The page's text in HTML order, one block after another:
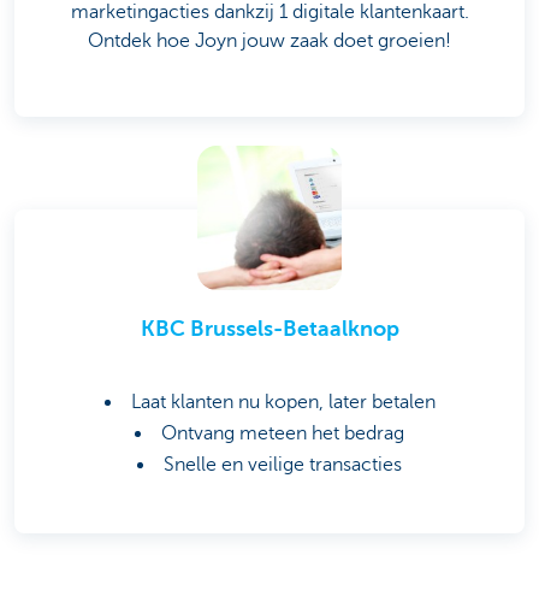
marketingacties dankzij 1 digitale klantenkaart.
Ontdek hoe Joyn jouw zaak doet groeien!
KBC Brussels-Betaalknop
Laat klanten nu kopen, later betalen
Ontvang meteen het bedrag
Snelle en veilige transacties